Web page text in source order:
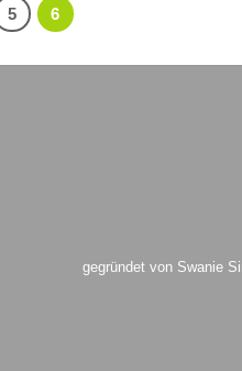
5 6
gegründet von Swanie